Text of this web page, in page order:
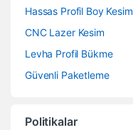
Hassas Profil Boy Kesim
CNC Lazer Kesim
Levha Profil Bükme
Güvenli Paketleme
Politikalar